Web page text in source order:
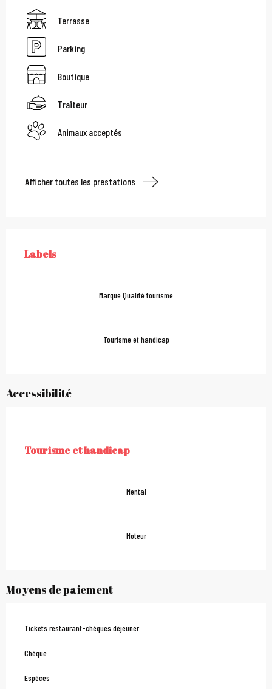
Terrasse
Parking
Boutique
Traiteur
Animaux acceptés
Afficher toutes les prestations
Offres de prestations
LABELS
Labels
Marque Qualité tourisme
Tourisme et handicap
Accessibilité
TOURISME ET HANDICAP
Tourisme et handicap
Mental
Moteur
Moyens de paiement
Tickets restaurant-chèques déjeuner
Chèque
Espèces